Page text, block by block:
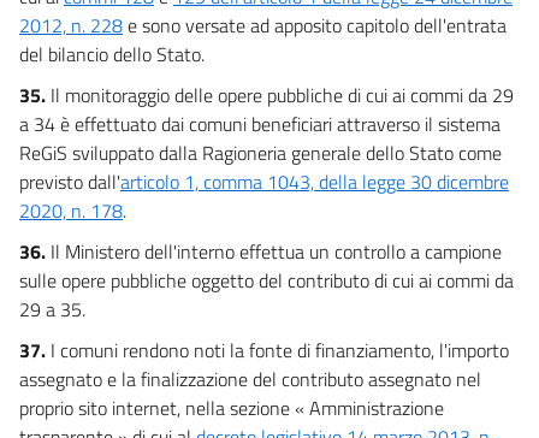
2012, n. 228e sono versate ad apposito capitolo dell'entrata
del bilancio dello Stato.
35. Il monitoraggio delle opere pubbliche di cui ai commi da 29
a 34 è effettuato dai comuni beneficiari attraverso il sistema
ReGiS sviluppato dalla Ragioneria generale dello Stato come
previsto dall'articolo 1, comma 1043, della legge 30 dicembre
2020, n. 178.
36. Il Ministero dell'interno effettua un controllo a campione
sulle opere pubbliche oggetto del contributo di cui ai commi da
29 a 35.
37. I comuni rendono noti la fonte di finanziamento, l'importo
assegnato e la finalizzazione del contributo assegnato nel
proprio sito internet, nella sezione « Amministrazione